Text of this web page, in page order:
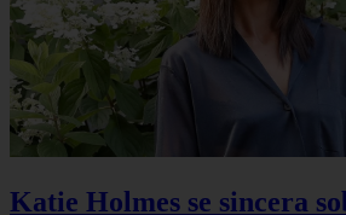
Katie Holmes se sincera